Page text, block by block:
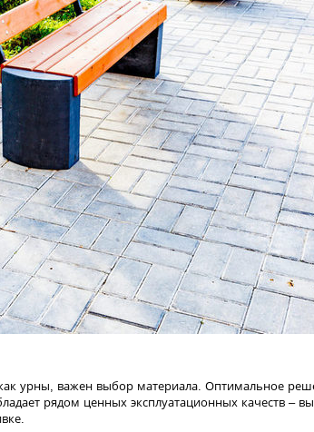
урны, важен выбор материала. Оптимальное
рядом ценных эксплуатационных качеств –